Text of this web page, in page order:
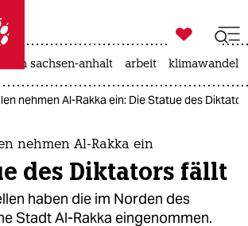
taz zahl ich
taz zahl ich

taz zahl ich
in sachsen-anhalt arbeit klimawandel
nehmen Al-Rakka ein: Die Statue des
nehmen Al-Rakka ein
des Diktators fällt
haben die im Norden des
Stadt Al-Rakka eingenommen.